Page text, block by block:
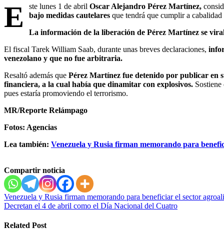
E ste lunes 1 de abril Oscar Alejandro Pérez Martínez,
bajo medidas cautelares que tendrá que cumplir a
La información de la liberación de Pérez Martínez se
El fiscal Tarek William Saab, durante unas breves declaraciones,
venezolano y que no fue arbitraria.
Resaltó además que Pérez Martínez fue detenido por publicar en
financiera, a la cual había que dinamitar con explosivos.
pues estaría promoviendo el terrorismo.
MR/Reporte Relámpago
Fotos: Agencias
Lea también: Venezuela y Rusia firman memorando para
Compartir noticia
Navegación
de
entradas
Venezuela y Rusia firman memorando para beneficiar el sector
Decretan el 4 de abril como el Día Nacional del Cuatro
Related Post